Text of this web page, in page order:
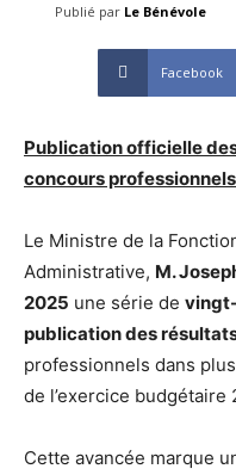
Publié par Le Bénévole
Facebook
Publication officielle
concours
Le Ministre de la
Administrative, M.
2025 une série de
publication des
professionnels dans
de l’exercice budgétaire
Cette avancée marque